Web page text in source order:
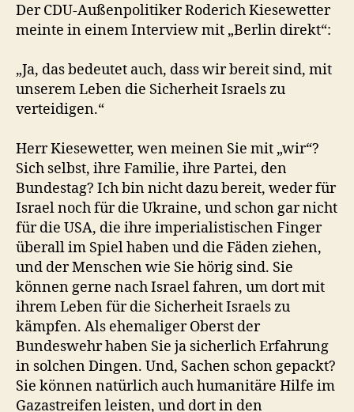
Der CDU-Außenpolitiker Roderich Kiesewetter
meinte in einem Interview mit „Berlin direkt“:
„Ja, das bedeutet auch, dass wir bereit sind, mit
unserem Leben die Sicherheit Israels zu
verteidigen.“
Herr Kiesewetter, wen meinen Sie mit „wir“?
Sich selbst, ihre Familie, ihre Partei, den
Bundestag? Ich bin nicht dazu bereit, weder für
Israel noch für die Ukraine, und schon gar nicht
für die USA, die ihre imperialistischen Finger
überall im Spiel haben und die Fäden ziehen,
und der Menschen wie Sie hörig sind. Sie
können gerne nach Israel fahren, um dort mit
ihrem Leben für die Sicherheit Israels zu
kämpfen. Als ehemaliger Oberst der
Bundeswehr haben Sie ja sicherlich Erfahrung
in solchen Dingen. Und, Sachen schon gepackt?
Sie können natürlich auch humanitäre Hilfe im
Gazastreifen leisten, und dort in den